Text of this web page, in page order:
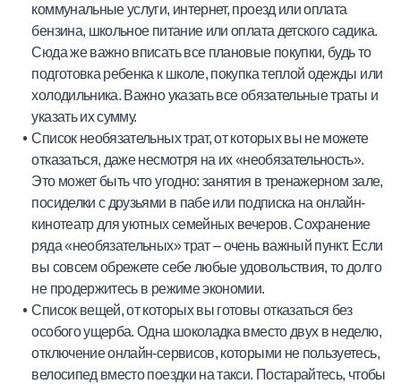
коммунальные услуги, интернет, проезд или оплата
бензина, школьное питание или оплата детского садика.
Сюда же важно вписать все плановые покупки, будь то
подготовка ребенка к школе, покупка теплой одежды или
холодильника. Важно указать все обязательные траты и
указать их сумму.
Список необязательных трат, от которых вы не можете
отказаться, даже несмотря на их «необязательность».
Это может быть что угодно: занятия в тренажерном зале,
посиделки с друзьями в пабе или подписка на онлайн-
кинотеатр для уютных семейных вечеров. Сохранение
ряда «необязательных» трат – очень важный пункт. Если
вы совсем обрежете себе любые удовольствия, то долго
не продержитесь в режиме экономии.
Список вещей, от которых вы готовы отказаться без
особого ущерба. Одна шоколадка вместо двух в неделю,
отключение онлайн-сервисов, которыми не пользуетесь,
велосипед вместо поездки на такси. Постарайтесь, чтобы